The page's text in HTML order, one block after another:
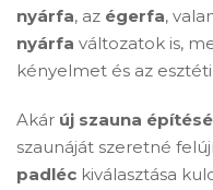
nyárfa, az égerfa,
nyárfa változatok is,
kényelmet és az
Akár új szauna
szaunáját szeretné
padléc kiválasztása